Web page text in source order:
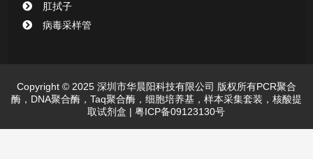
肛拭子
病毒采样管
Copyright © 2025 深圳市华晨阳科技有限公司 版权所有PCR聚合
酶，DNA聚合酶，Taq聚合酶，细胞培养基，样本采集套装，核酸提
取试剂盒 | 粤ICP备09123130号